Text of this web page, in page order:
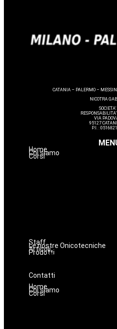
CATANIA – PALERMO –
NICOTRA
SOCIETA’
VIA
95127
P.I. :
Home
Chi siamo
Corsi
Staff
Le nostre Onicotecniche
Articoli
ProdottiOniconails
Prodotti per
Contatti
Home
Chi siamo
Corsi